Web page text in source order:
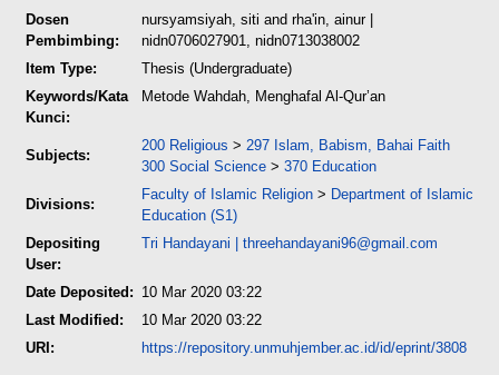
Dosen
Pembimbing:
nursyamsiyah, siti and rha'in, ainur|
nidn0706027901, nidn0713038002
Item Type:
Thesis (Undergraduate)
Keywords/Kata
Kunci:
Metode Wahdah, Menghafal Al-Qur’an
Subjects:
200 Religious > 297 Islam, Babism, Bahai Faith
300 Social Science > 370 Education
Divisions:
Faculty of Islamic Religion > Department of Islamic
Education (S1)
Depositing
User:
Tri Handayani | threehandayani96@gmail.com
Date Deposited: 10 Mar 2020 03:22
Last Modified:
10 Mar 2020 03:22
URI:
https://repository.unmuhjember.ac.id/id/eprint/3808